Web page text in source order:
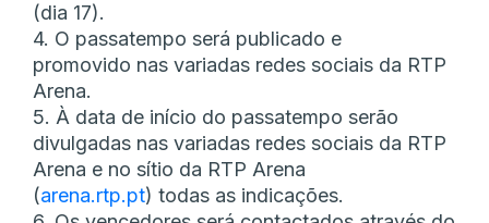
(dia 17).
4. O passatempo será publicado e
promovido nas variadas redes sociais da RTP
Arena.
5. À data de início do passatempo serão
divulgadas nas variadas redes sociais da RTP
Arena e no sítio da RTP Arena
(arena.rtp.pt) todas as indicações.